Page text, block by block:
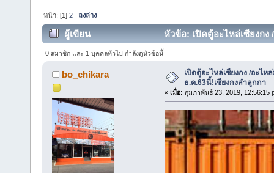
หน้า: [1]2 ลงล่าง
ผู้เขียน
หัวข้อ: เปิดตู้อะไหล่เซียงกง
ครั้ง)
0 สมาชิก และ 1 บุคคลทั่วไป กำลังดูหัวข้อนี้
bo_chikara
เปิดตู้อะไหล่เซียงกง /อะไ
ธ.ค.63นี้!เซียงกงลำลูกกา
« เมื่อ: กุมภาพันธ์ 23, 2019, 12:56:15